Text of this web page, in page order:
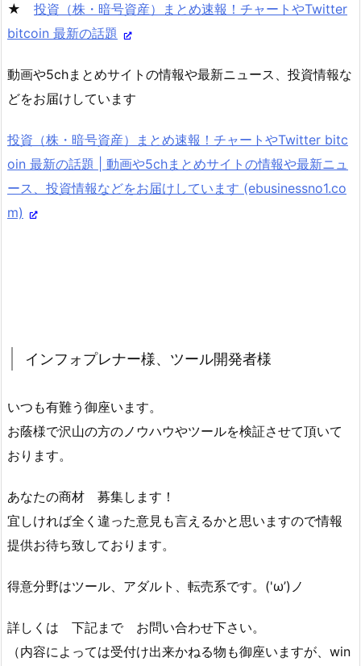
★ 投資（株・暗号資産）まとめ速報！チャートやTwitter
bitcoin 最新の話題
動画や5chまとめサイトの情報や最新ニュース、投資情報な
どをお届けしています
投資（株・暗号資産）まとめ速報！チャートやTwitter bitc
oin 最新の話題 | 動画や5chまとめサイトの情報や最新ニュ
ース、投資情報などをお届けしています (ebusinessno1.co
m)
インフォプレナー様、ツール開発者様
いつも有難う御座います。
お蔭様で沢山の方のノウハウやツールを検証させて頂いて
おります。
あなたの商材 募集します！
宜しければ全く違った意見も言えるかと思いますので情報
提供お待ち致しております。
得意分野はツール、アダルト、転売系です。('ω’)ノ
詳しくは 下記まで お問い合わせ下さい。
（内容によっては受付け出来かねる物も御座いますが、win